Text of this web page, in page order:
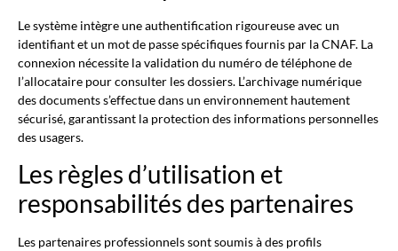
Le système intègre une authentification rigoureuse avec un
identifiant et un mot de passe spécifiques fournis par la CNAF. La
connexion nécessite la validation du numéro de téléphone de
l’allocataire pour consulter les dossiers. L’archivage numérique
des documents s’effectue dans un environnement hautement
sécurisé, garantissant la protection des informations personnelles
des usagers.
Les règles d’utilisation et
responsabilités des partenaires
Les partenaires professionnels sont soumis à des profils